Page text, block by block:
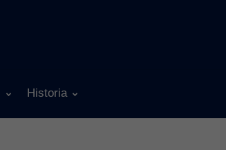
Historia